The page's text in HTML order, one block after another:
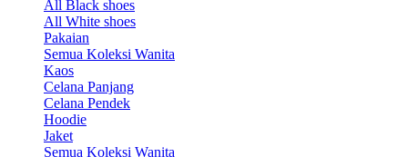
All Black shoes
All White shoes
Pakaian
Semua Koleksi Wanita
Kaos
Celana Panjang
Celana Pendek
Hoodie
Jaket
Semua Koleksi Wanita